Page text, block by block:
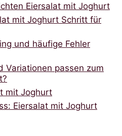
Eiersalat mit Joghurt
mit Joghurt Schritt für
und häufige Fehler
Variationen passen zum
mit Joghurt
Eiersalat mit Joghurt